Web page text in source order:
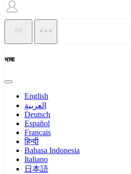
HI
भाषा
English
العربية
Deutsch
Español
Français
हिन्दी
Bahasa Indonesia
Italiano
日本語